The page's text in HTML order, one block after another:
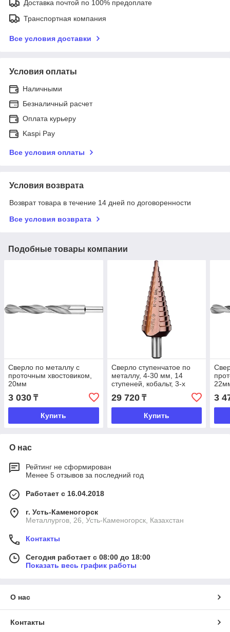
Доставка почтой по 100% предоплате
Транспортная компания
Все условия доставки
Условия оплаты
Наличными
Безналичный расчет
Оплата курьеру
Kaspi Pay
Все условия оплаты
Условия возврата
Возврат товара в течение 14 дней по договоренности
Все условия возврата
Подобные товары компании
Сверло по металлу с
проточным хвостовиком,
20мм
3 030 ₸
Купить
Сверло ступенчатое по
металлу, 4-30 мм, 14
ступеней, кобальт, 3-х
гранный хвостовик ЗУБР
29 720₸
Купить
3
О нас
Рейтинг не сформирован
Менее 5 отзывов за последний год
Работает с 16.04.2018
г. Усть-Каменогорск
Металлургов, 26, Усть-Каменогорск, Казахстан
Контакты
Сегодня работает с 08:00 до 18:00
Показать весь график работы
О нас
Контакты